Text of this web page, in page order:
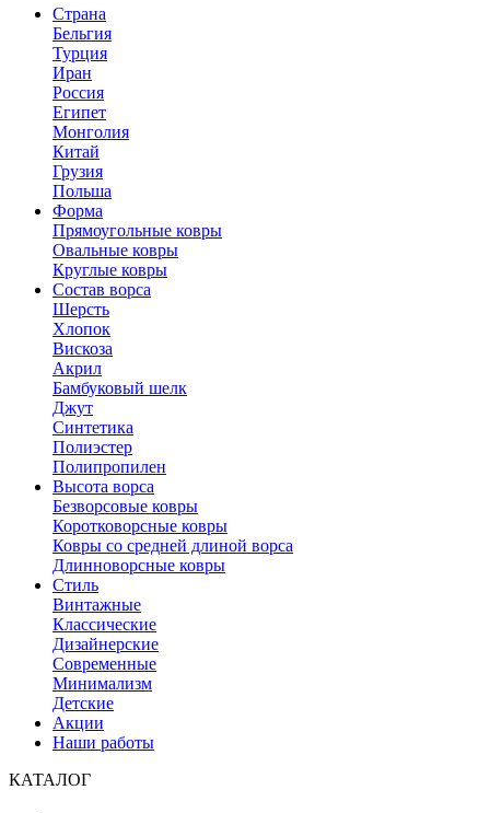
Страна
Бельгия
Турция
Иран
Россия
Египет
Монголия
Китай
Грузия
Польша
Форма
Прямоугольные ковры
Овальные ковры
Круглые ковры
Состав ворса
Шерсть
Хлопок
Вискоза
Акрил
Бамбуковый шелк
Джут
Синтетика
Полиэстер
Полипропилен
Высота ворса
Безворсовые ковры
Коротковорсные ковры
Ковры со средней длиной ворса
Длинноворсные ковры
Стиль
Винтажные
Классические
Дизайнерские
Современные
Минимализм
Детские
Акции
Наши работы
КАТАЛОГ